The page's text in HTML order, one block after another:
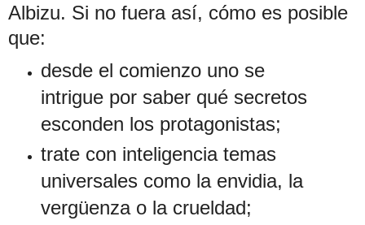
Albizu. Si no fuera así, cómo es posible
que:
desde el comienzo uno se
intrigue por saber qué secretos
esconden los protagonistas;
trate con inteligencia temas
universales como la envidia, la
vergüenza o la crueldad;